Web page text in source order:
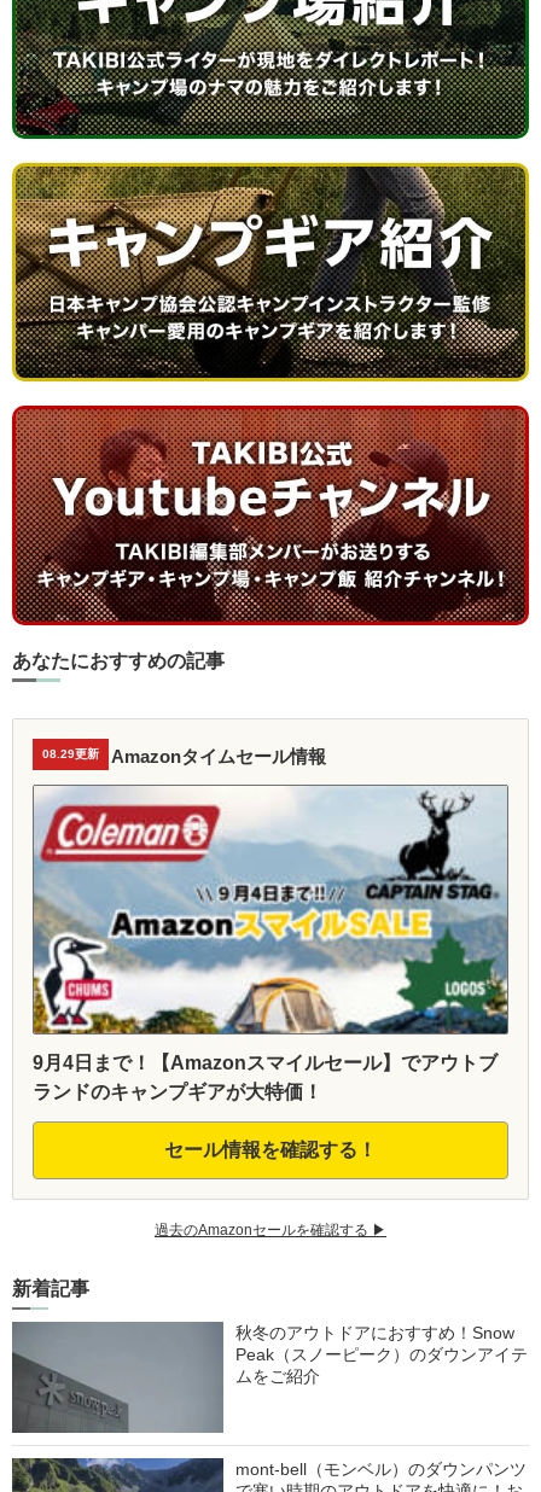
あなたにおすすめの記事
08.29更新 Amazonタイムセール情報
9月4日まで！【Amazonスマイルセール】でアウトブ
ランドのキャンプギアが大特価！
セール情報を確認する！
過去のAmazonセールを確認する ▶︎
新着記事
秋冬のアウトドアにおすすめ！Snow
Peak（スノーピーク）のダウンアイテ
ムをご紹介
mont-bell（モンベル）のダウンパンツ